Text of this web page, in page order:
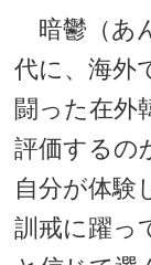
暗鬱（あ
代に、海外
闘った在外
評価するの
自分が体験
訓戒に躍っ